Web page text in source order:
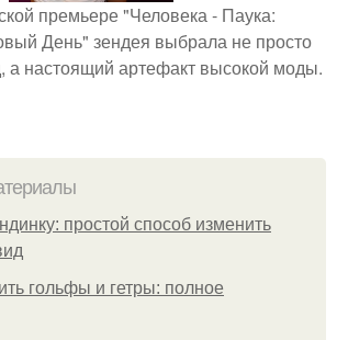
премьере "Человека - Паука:
День" зендея выбрала не просто
а настоящий артефакт высокой моды.
простой способ изменить
гольфы и гетры: полное